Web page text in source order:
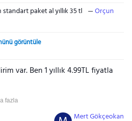
paket al yıllık 35 tl
Orçun
görüntüle
var. Ben 1 yıllık 4.99TL fiyatla
fazla
Mert Gökçeokan